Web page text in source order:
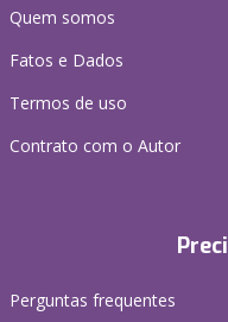
Quem somos
Fatos e Dados
Termos de uso
Contrato com o Autor
Perguntas frequentes